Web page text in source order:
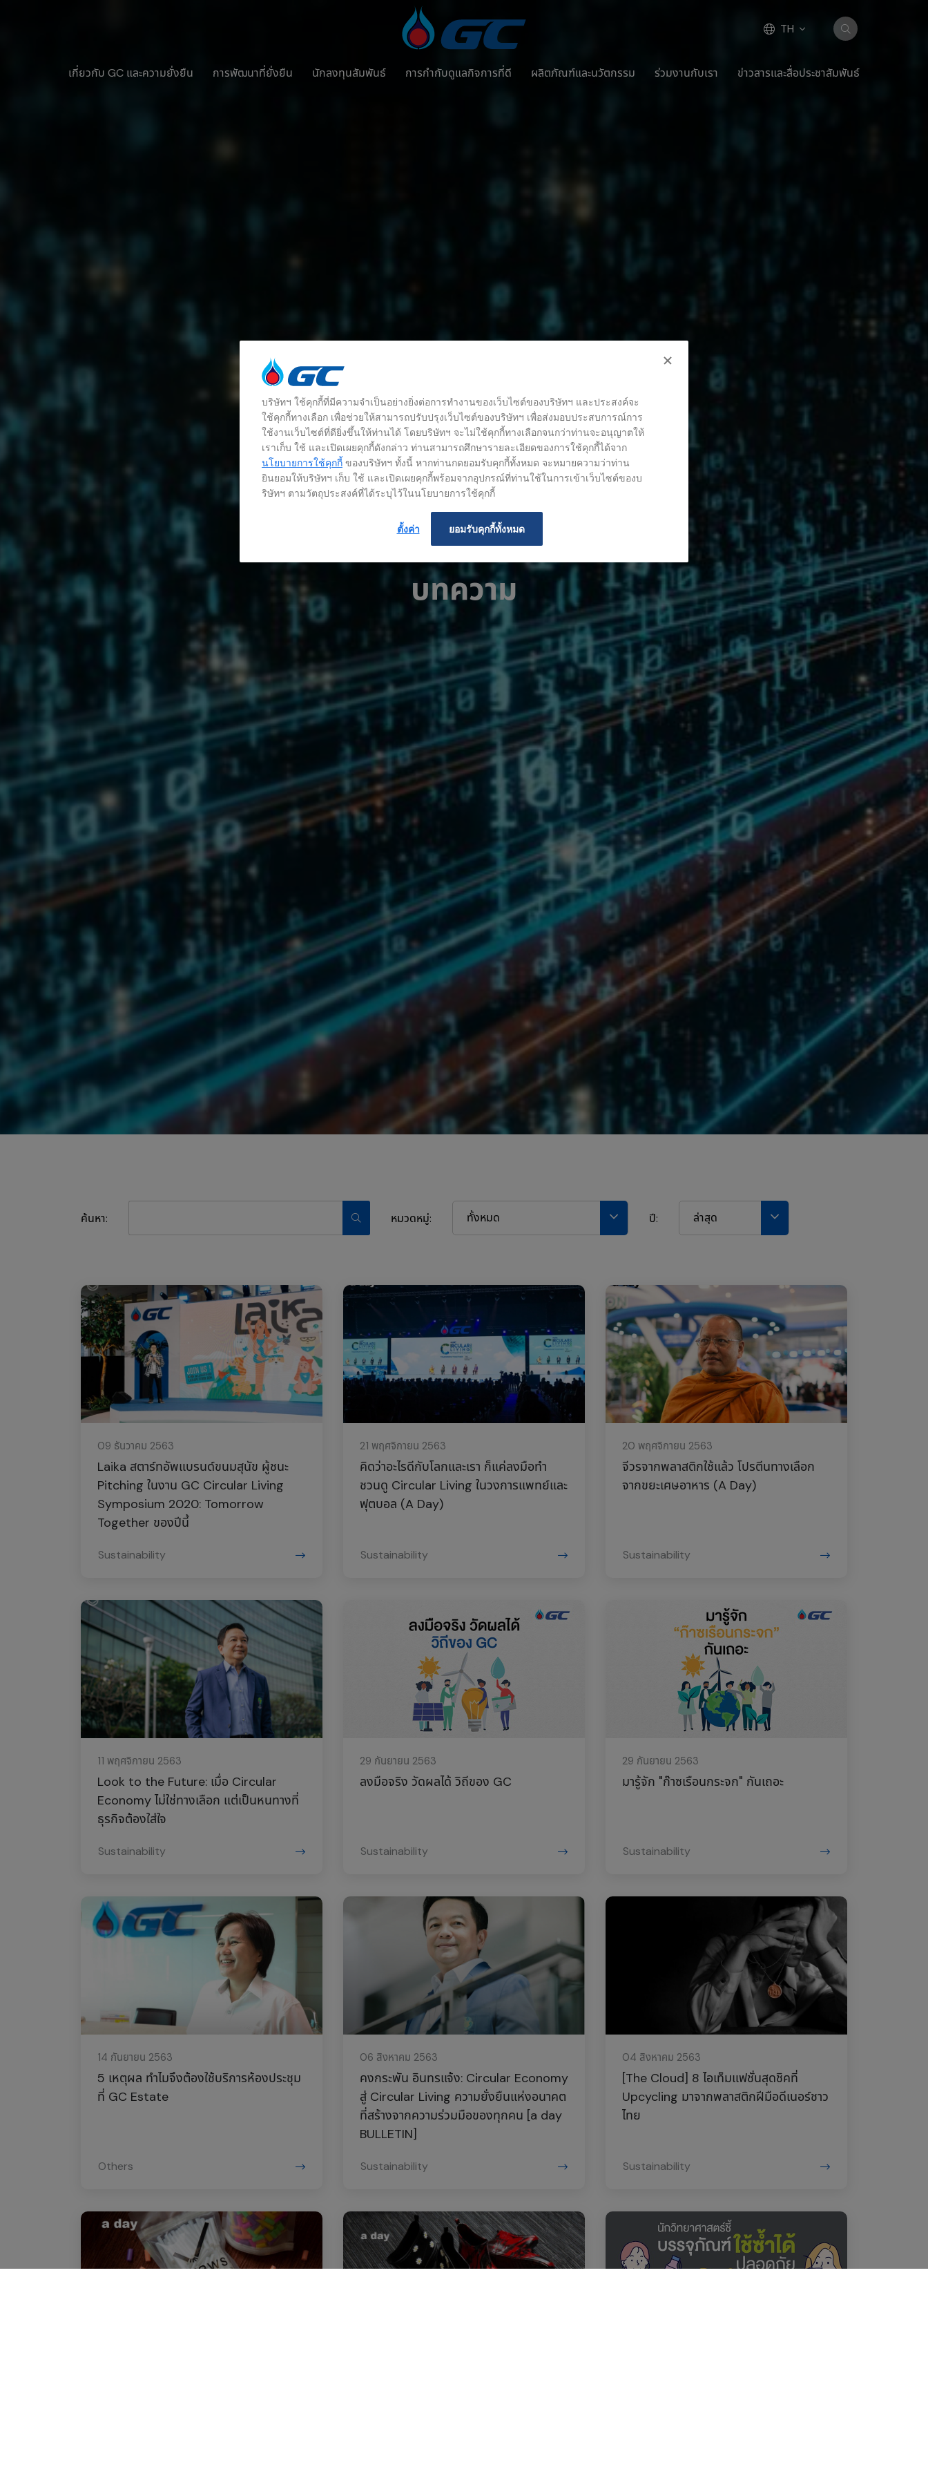
TH
เกี่ยวกับ GC และความยั่งยืน การพัฒนาที่ยั่งยืน นักลงทุนสัมพันธ์ การกำกับดูแลกิจการที่ดี ผลิตภัณฑ์และนวัตกรรม ร่วมงานกับเรา ข่าวสารและสื่อประชาสัมพันธ์
บทความ
ค้นหา: หมวดหมู่: ทั้งหมด ปี: ล่าสุด
09 ธันวาคม 2563
Laika สตาร์ทอัพแบรนด์ขนมสุนัข ผู้ชนะ
Pitching ในงาน GC Circular Living
Symposium 2020: Tomorrow
Together ของปีนี้
Sustainability
21 พฤศจิกายน 2563
คิดว่าอะไรดีกับโลกและเรา ก็แค่ลงมือทำ
ชวนดู Circular Living ในวงการแพทย์และ
ฟุตบอล (A Day)
Sustainability
20 พฤศจิกายน 2563
จีวรจากพลาสติกใช้แล้ว โปรตีนทางเลือก
จากขยะเศษอาหาร (A Day)
Sustainability
11 พฤศจิกายน 2563
Look to the Future: เมื่อ Circular
Economy ไม่ใช่ทางเลือก แต่เป็นหนทางที่
ธุรกิจต้องใส่ใจ
Sustainability
29 กันยายน 2563
ลงมือจริง วัดผลได้ วิถีของ GC
Sustainability
29 กันยายน 2563
มารู้จัก "ก๊าซเรือนกระจก" กันเถอะ
Sustainability
14 กันยายน 2563
5 เหตุผล ทำไมจึงต้องใช้บริการห้องประชุม
ที่ GC Estate
Others
06 สิงหาคม 2563
คงกระพัน อินทรแจ้ง: Circular Economy
สู่ Circular Living ความยั่งยืนแห่งอนาคต
ที่สร้างจากความร่วมมือของทุกคน [a day
BULLETIN]
Sustainability
04 สิงหาคม 2563
[The Cloud] 8 ไอเท็มแฟชั่นสุดชิคที่
Upcycling มาจากพลาสติกฝีมือดีเนอร์ชาว
ไทย
Sustainability
บริษัทฯ ใช้คุกกี้ที่มีความจำเป็นอย่างยิ่งต่อการทำงานของเว็บไซต์ของบริษัทฯ และประสงค์จะ
ใช้คุกกี้ทางเลือก เพื่อช่วยให้สามารถปรับปรุงเว็บไซต์ของบริษัทฯ เพื่อส่งมอบประสบการณ์การ
ใช้งานเว็บไซต์ที่ดียิ่งขึ้นให้ท่านได้ โดยบริษัทฯ จะไม่ใช้คุกกี้ทางเลือกจนกว่าท่านจะอนุญาตให้
เราเก็บ ใช้ และเปิดเผยคุกกี้ดังกล่าว ท่านสามารถศึกษารายละเอียดของการใช้คุกกี้ได้จาก
นโยบายการใช้คุกกี้ ของบริษัทฯ ทั้งนี้ หากท่านกดยอมรับคุกกี้ทั้งหมด จะหมายความว่าท่าน
ยินยอมให้บริษัทฯ เก็บ ใช้ และเปิดเผยคุกกี้พร้อมจากอุปกรณ์ที่ท่านใช้ในการเข้าเว็บไซต์ของบ
ริษัทฯ ตามวัตถุประสงค์ที่ได้ระบุไว้ในนโยบายการใช้คุกกี้
ตั้งค่า ยอมรับคุกกี้ทั้งหมด